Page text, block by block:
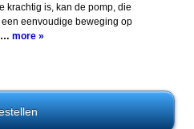
krachtig is, kan de pomp, die
eenvoudige beweging op
… more »